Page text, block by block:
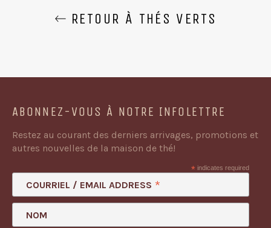
RETOUR À THÉS VERTS
ABONNEZ-VOUS À NOTRE INFOLETTRE
Restez au courant des derniers arrivages, promotions et
autres nouvelles de la maison de thé!
* indicates required
COURRIEL / EMAIL ADDRESS *
NOM